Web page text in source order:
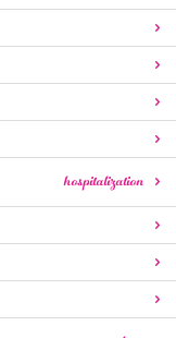
hospitalization